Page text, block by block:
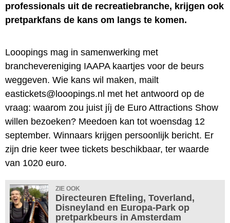
professionals uit de recreatiebranche, krijgen ook
pretparkfans de kans om langs te komen.
Looopings mag in samenwerking met
branchevereniging IAAPA kaartjes voor de beurs
weggeven. Wie kans wil maken, mailt
eastickets@looopings.nl met het antwoord op de
vraag: waarom zou juist jíj de Euro Attractions Show
willen bezoeken? Meedoen kan tot woensdag 12
september. Winnaars krijgen persoonlijk bericht. Er
zijn drie keer twee tickets beschikbaar, ter waarde
van 1020 euro.
ZIE OOK
Directeuren Efteling, Toverland,
Disneyland en Europa-Park op
pretparkbeurs in Amsterdam